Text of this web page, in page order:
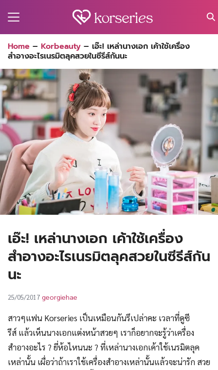
for:
Home – Korbeauty – เอ๊ะ! เหล่านางเอก เค้าใช้เครื่อง
สำอางอะไรเนรมิตลุคสวยในซีรีส์กันนะ
เอ๊ะ! เหล่านางเอก เค้าใช้เครื่อง
สำอางอะไรเนรมิตลุคสวยในซีรีส์กัน
นะ
25/05/2017 georgiehae
สาวๆแฟน Korseries เป็นเหมือนกันรึเปล่าคะ เวลาที่ดูซี
รีส์ แล้วเห็นนางเอกแต่งหน้าสวยๆ เราก็อยากจะรู้ว่าเครื่อง
สำอางอะไร ? ยี่ห้อไหนนะ ? ที่เหล่านางเอกเค้าใช้เนรมิตลุค
เหล่านั้น เผื่อว่าถ้าเราใช้เครื่องสำอางเหล่านั้นแล้วจะน่ารัก สวย